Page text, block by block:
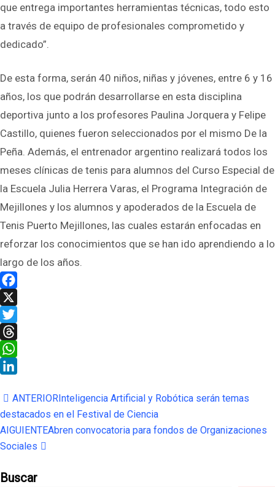
que entrega importantes herramientas técnicas, todo esto
a través de equipo de profesionales comprometido y
dedicado”.
De esta forma, serán 40 niños, niñas y jóvenes, entre 6 y 16
años, los que podrán desarrollarse en esta disciplina
deportiva junto a los profesores Paulina Jorquera y Felipe
Castillo, quienes fueron seleccionados por el mismo De la
Peña. Además, el entrenador argentino realizará todos los
meses clínicas de tenis para alumnos del Curso Especial de
la Escuela Julia Herrera Varas, el Programa Integración de
Mejillones y los alumnos y apoderados de la Escuela de
Tenis Puerto Mejillones, las cuales estarán enfocadas en
reforzar los conocimientos que se han ido aprendiendo a lo
largo de los años.
Facebook
X
Twitter
Threads
WhatsApp
ANTERIORInteligencia Artificial y Robótica serán temas
destacados en el Festival de Ciencia
AIGUIENTEAbren convocatoria para fondos de Organizaciones
Sociales
Buscar